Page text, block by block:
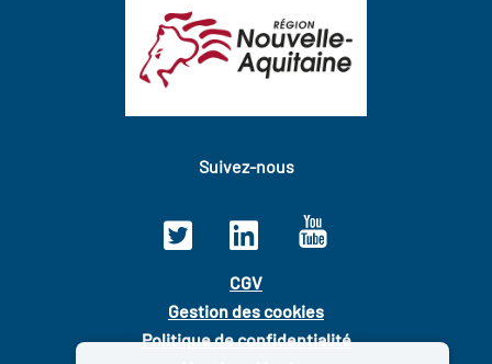
Suivez-nous
CGV
Gestion des cookies
Politique de confidentialité